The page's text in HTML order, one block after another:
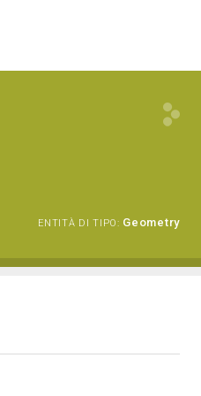
ENTITÀ DI TIPO: Geometry